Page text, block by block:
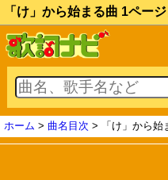
「け」から始まる曲 1ページ
ホーム > 曲名目次 > 「け」から始